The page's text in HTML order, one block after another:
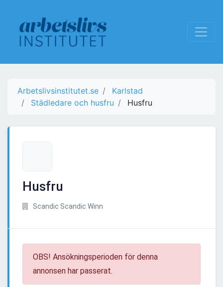
Arbetslivsinstitutet.se
Karlstad
Städledare och husfru
Husfru
Husfru
Scandic Scandic Winn
OBS! Ansökningsperioden för denna
annonsen har passerat.